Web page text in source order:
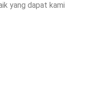
yang dapat kami